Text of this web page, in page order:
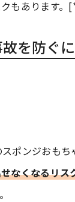
もあります。
を防ぐ
ポンジおも
なくなるリス